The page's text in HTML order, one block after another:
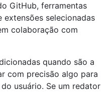
GitHub, ferramentas
selecionadas
colaboração com
quando são a
com precisão algo para
usuário. Se um redator